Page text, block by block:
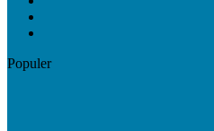
Populer